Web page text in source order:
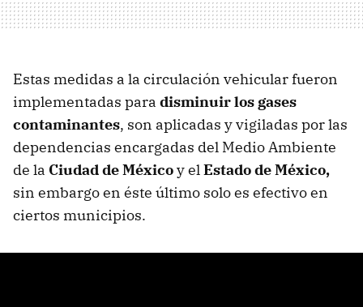
Estas medidas a la circulación vehicular fueron
implementadas para disminuir los gases
contaminantes, son aplicadas y vigiladas por las
dependencias encargadas del Medio Ambiente
de la Ciudad de Méxicoy elEstado de México,
sin embargo en éste último solo es efectivo en
ciertos municipios.